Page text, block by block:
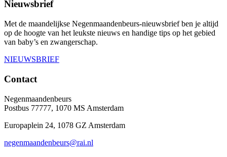
Nieuwsbrief
Met de maandelijkse Negenmaandenbeurs-nieuwsbrief ben je altijd
op de hoogte van het leukste nieuws en handige tips op het gebied
van baby’s en zwangerschap.
NIEUWSBRIEF
Contact
Negenmaandenbeurs
Postbus 77777, 1070 MS Amsterdam
Europaplein 24, 1078 GZ Amsterdam
negenmaandenbeurs@rai.nl